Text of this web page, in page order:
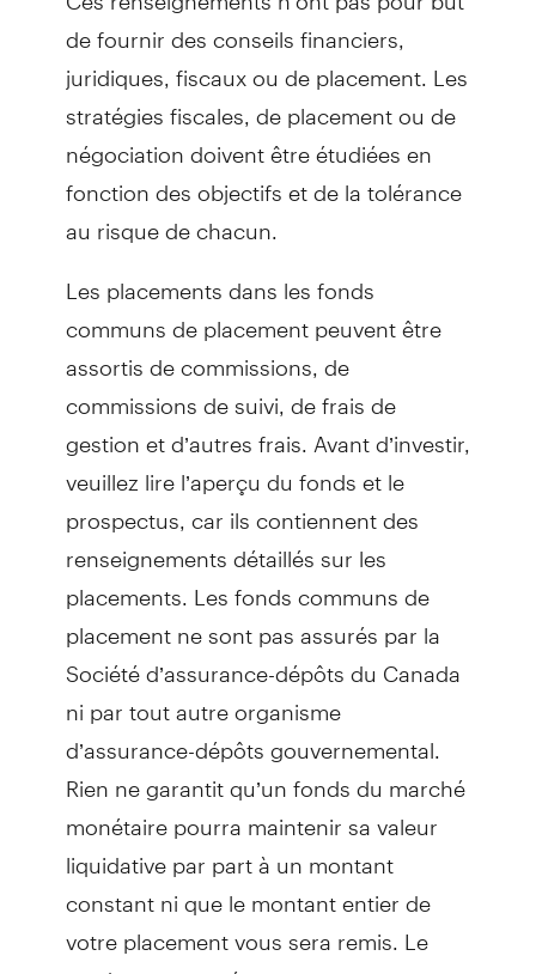
de fournir des conseils financiers,
juridiques, fiscaux ou de placement. Les
stratégies fiscales, de placement ou de
négociation doivent être étudiées en
fonction des objectifs et de la tolérance
au risque de chacun.
Les placements dans les fonds
communs de placement peuvent être
assortis de commissions, de
commissions de suivi, de frais de
gestion et d’autres frais. Avant d’investir,
veuillez lire l’aperçu du fonds et le
prospectus, car ils contiennent des
renseignements détaillés sur les
placements. Les fonds communs de
placement ne sont pas assurés par la
Société d’assurance-dépôts du Canada
ni par tout autre organisme
d’assurance-dépôts gouvernemental.
Rien ne garantit qu’un fonds du marché
monétaire pourra maintenir sa valeur
liquidative par part à un montant
constant ni que le montant entier de
votre placement vous sera remis. Le